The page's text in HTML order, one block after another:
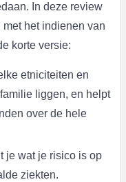
In deze review
het indienen van
korte versie:
etniciteiten en
liggen, en helpt
over de hele
je wat je risico is op
ziekten.